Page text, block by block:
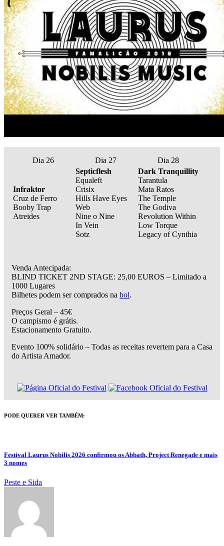
Dia 26 Dia 27 Dia 28
Infraktor
Cruz de Ferro
Booby Trap
Atreides
Septicflesh
Equaleft
Crisix
Hills Have Eyes
Web
Nine o Nine
In Vein
Sotz
Dark Tranquillity
Tarantula
Mata Ratos
The Temple
The Godiva
Revolution Within
Low Torque
Legacy of Cynthia
Venda Antecipada:
BLIND TICKET 2ND STAGE: 25,00 EUROS – Limitado a
1000 Lugares
Bilhetes podem ser comprados na bol.
Preços Geral – 45€
O campismo é grátis.
Estacionamento Gratuito.
Evento 100% solidário – Todas as receitas revertem para a Casa
do Artista Amador.
PODE QUERER VER TAMBÉM:
Festival Laurus Nobilis 2026 confirmou os Abbath, Project Renegade e mais
3 nomes
Peste e Sida